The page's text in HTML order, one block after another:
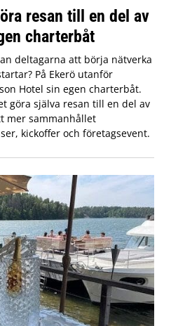
resan till en del av
charterbåt
deltagarna att börja nätverka
På Ekerö utanför
Hotel sin egen charterbåt.
göra själva resan till en del av
mer sammanhållet
kickoffer och företagsevent.